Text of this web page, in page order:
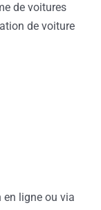
de voitures
de voiture
en ligne ou via